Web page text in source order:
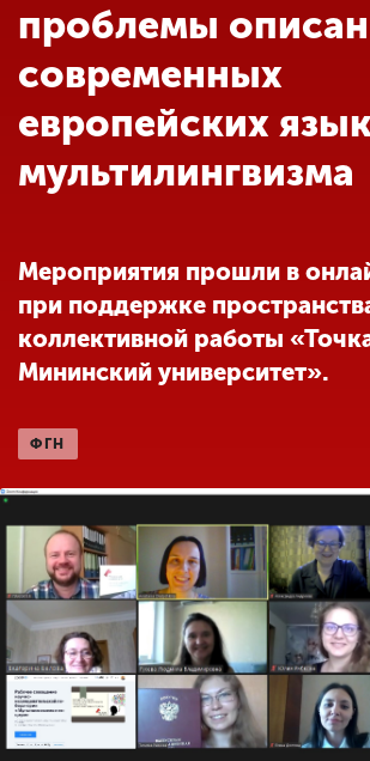
Обучение
Наука
Другие виды
деятельности
Студенческая жизнь
образовательной
организации
ENG SPN CHI
проблемы
современных
европейских
мультилингвизма
Мероприятия прошли в
при поддержке
коллективной работы
Мининский университет».
ФГН